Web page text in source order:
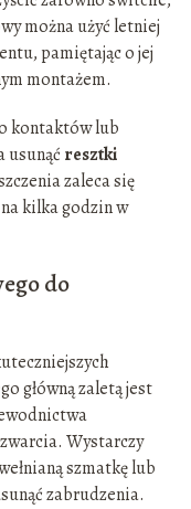
można użyć letniej
pamiętając o jej
montażem.
kontaktów lub
usunąć resztki
zaleca się
kilka godzin w
do
główną zaletą jest
Wystarczy
szmatkę lub
zabrudzenia.